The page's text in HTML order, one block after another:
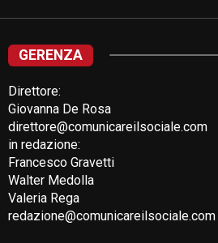
GERENZA
Direttore:
Giovanna De Rosa
direttore@comunicareilsociale.com
in redazione:
Francesco Gravetti
Walter Medolla
Valeria Rega
redazione@comunicareilsociale.com